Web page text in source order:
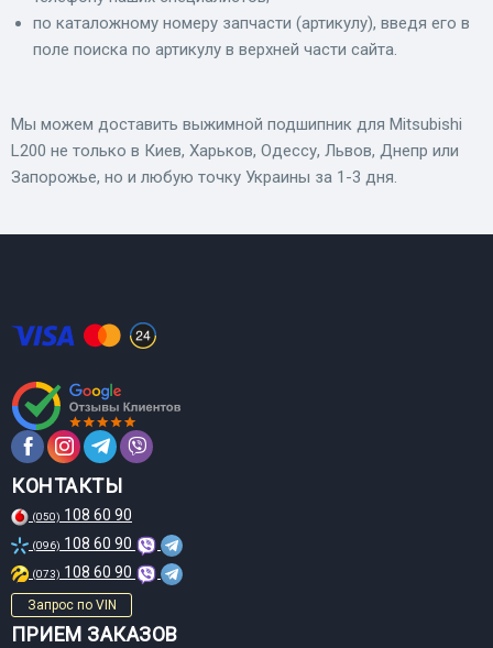
по каталожному номеру запчасти (артикулу), введя его в
поле поиска по артикулу в верхней части сайта.
Мы можем доставить выжимной подшипник для Mitsubishi
L200 не только в Киев, Харьков, Одессу, Львов, Днепр или
Запорожье, но и любую точку Украины за 1-3 дня.
КОНТАКТЫ
(050) 108 60 90
(096) 108 60 90
(073) 108 60 90
Запрос по VIN
ПРИЕМ ЗАКАЗОВ